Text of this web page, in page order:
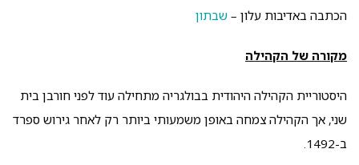
הכתבה באדיבות עלון – שבתון
מקורה של הקהילה
היסטוריית הקהילה היהודית בבולגריה מתחילה עוד לפני חורבן בית
שני, אך הקהילה צמחה באופן משמעותי ביותר רק לאחר גירוש ספרד
ב-1492.